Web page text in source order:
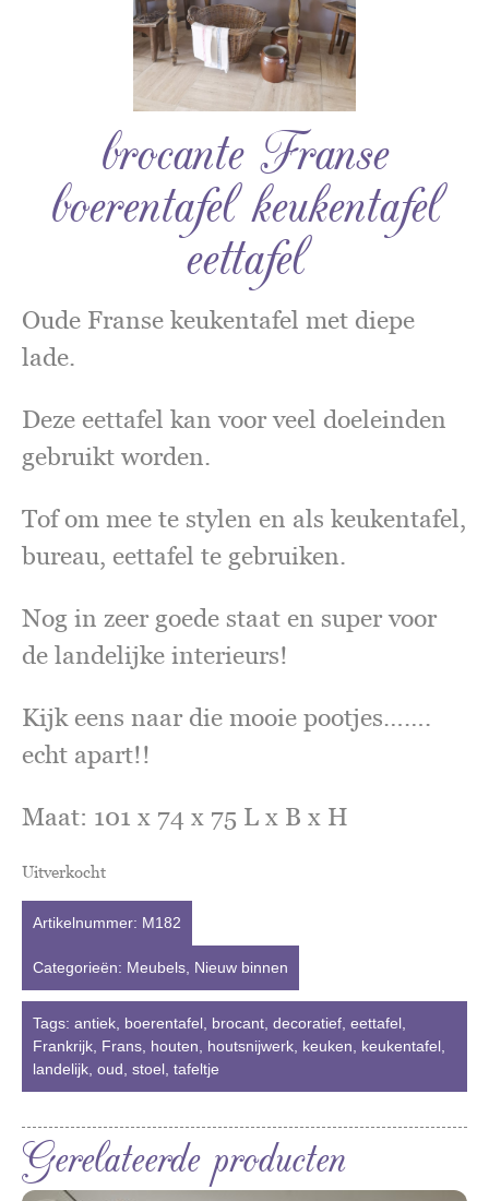
brocante Franse
boerentafel keukentafel
eettafel
Oude Franse keukentafel met diepe
lade.
Deze eettafel kan voor veel doeleinden
gebruikt worden.
Tof om mee te stylen en als keukentafel,
bureau, eettafel te gebruiken.
Nog in zeer goede staat en super voor
de landelijke interieurs!
Kijk eens naar die mooie pootjes…….
echt apart!!
Maat: 101 x 74 x 75 L x B x H
Uitverkocht
Artikelnummer: M182
Categorieën: Meubels Nieuw binnen
Tags: antiek boerentafel brocant decoratief eettafel
Frankrijk Frans houten houtsnijwerk keuken keukentafel
landelijk oud stoel tafeltje
Gerelateerde producten